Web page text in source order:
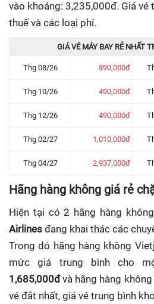
vào khoảng: 3,235,000đ. Giá
thuế và các loại phí.
GIÁ VÉ MÁY BAY RẺ NHẤT
Thg 08/26 890,000đ
Thg 10/26 490,000đ
Thg 12/26 490,000đ
Thg 02/27 1,010,000đ
Thg 04/27 2,937,000đ
Hãng hàng không giá rẻ
Hiện tại có 2 hãng hàng
Airlines đang khai thác các
Trong dó hãng hàng không
mức giá trung bình cho
1,685,000đvà hãng hàng
vé đắt nhất, giá vé trung bình